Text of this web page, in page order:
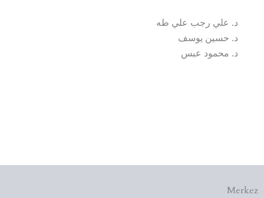
د. علي رجب علي طه
د. حسين يوسف
د. محمود عبس
Merkez